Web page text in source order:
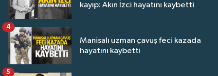
kayıp: Akın İzci hayatını kaybetti
Manisalı uzman çavuş feci kazada
hayatını kaybetti
4
5